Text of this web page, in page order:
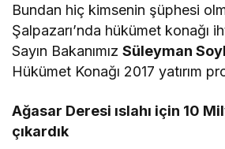
Bundan hiç kimsenin şüphesi
Şalpazarı’nda hükümet konağı
Sayın BakanımızSüleyman
Hükümet Konağı 2017 yatırım
Ağasar Deresi ıslahı için 10
çıkardık